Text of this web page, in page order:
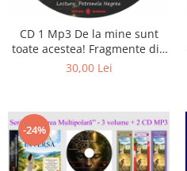
CD 1 Mp3 De la mine sunt
toate acestea! Fragmente din
cărțile lui Marius Ghidel
30,00 Lei
-24%